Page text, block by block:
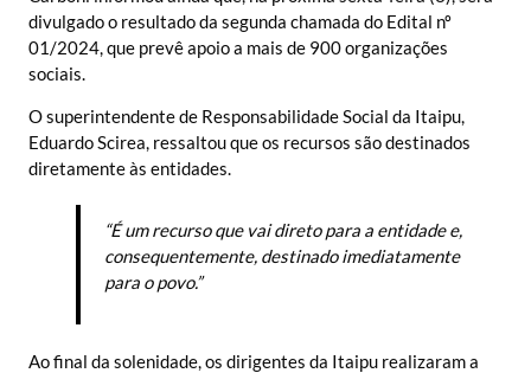
divulgado o resultado da segunda chamada do Edital nº
01/2024, que prevê apoio a mais de 900 organizações
sociais.
O superintendente de Responsabilidade Social da Itaipu,
Eduardo Scirea, ressaltou que os recursos são destinados
diretamente às entidades.
“É um recurso que vai direto para a entidade e,
consequentemente, destinado imediatamente
para o povo.”
Ao final da solenidade, os dirigentes da Itaipu realizaram a